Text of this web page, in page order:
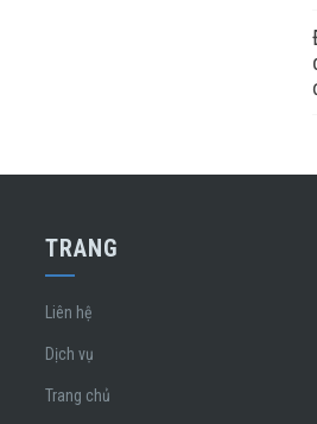
TRANG
Liên hệ
Dịch vụ
Trang chủ